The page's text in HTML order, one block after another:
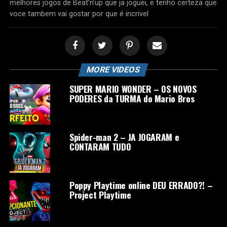
melhores jogos de Beat’n’up que ja joguei, e tenho certeza que
voce tambem vai gostar por que é incrivel
MORE VIDEOS
SUPER MARIO WONDER – OS NOVOS
PODERES da TURMA do Mario Bros
Spider-man 2 – JA JOGARAM e
CONTARAM TUDO
Poppy Playtime online DEU ERRADO?! –
Project Playtime